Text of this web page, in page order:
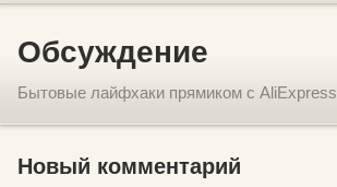
Обсуждение
Бытовые лайфхаки прямиком с AliExpress
Новый комментарий